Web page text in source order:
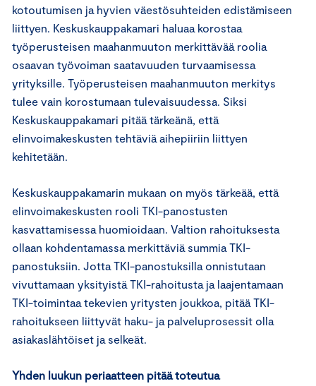
kotoutumisen ja hyvien väestösuhteiden edistämiseen
liittyen. Keskuskauppakamari haluaa korostaa
työperusteisen maahanmuuton merkittävää roolia
osaavan työvoiman saatavuuden turvaamisessa
yrityksille. Työperusteisen maahanmuuton merkitys
tulee vain korostumaan tulevaisuudessa. Siksi
Keskuskauppakamari pitää tärkeänä, että
elinvoimakeskusten tehtäviä aihepiiriin liittyen
kehitetään.
Keskuskauppakamarin mukaan on myös tärkeää, että
elinvoimakeskusten rooli TKI-panostusten
kasvattamisessa huomioidaan. Valtion rahoituksesta
ollaan kohdentamassa merkittäviä summia TKI-
panostuksiin. Jotta TKI-panostuksilla onnistutaan
vivuttamaan yksityistä TKI-rahoitusta ja laajentamaan
TKI-toimintaa tekevien yritysten joukkoa, pitää TKI-
rahoitukseen liittyvät haku- ja palveluprosessit olla
asiakaslähtöiset ja selkeät.
Yhden luukun periaatteen pitää toteutua